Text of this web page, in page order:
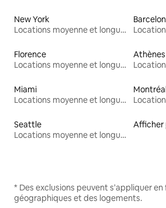
New York
Locations moyenne et longue durée
Florence
Locations moyenne et longue durée
Athènes
Miami
Locations moyenne et longue durée
Seattle
Locations moyenne et longue durée
Afficher
* Des exclusions peuvent s'appliquer
géographiques et des logements.